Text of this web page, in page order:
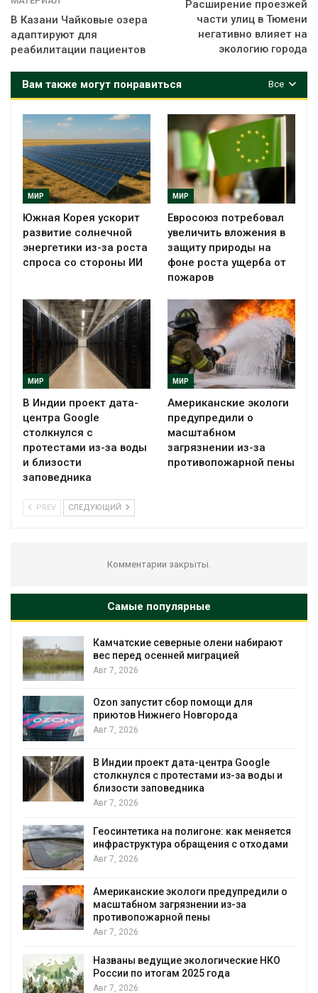
В Казани Чайковые озера
адаптируют для
реабилитации пациентов
Расширение проезжей
части улиц в Тюмени
негативно влияет на
экологию города
Все
Вам также могут понравиться
МИР
Южная Корея ускорит
развитие солнечной
энергетики из-за роста
спроса со стороны ИИ
МИР
Евросоюз потребовал
увеличить вложения в
защиту природы на
фоне роста ущерба от
пожаров
МИР
В Индии проект дата-
центра Google
столкнулся с
протестами из-за воды
и близости
заповедника
МИР
Американские экологи
предупредили о
масштабном
загрязнении из-за
противопожарной пены
PREV СЛЕДУЮЩИЙ
Комментарии закрыты.
Самые популярные
Камчатские северные олени набирают
вес перед осенней миграцией
Авг 7, 2026
Ozon запустит сбор помощи для
приютов Нижнего Новгорода
Авг 7, 2026
В Индии проект дата-центра Google
столкнулся с протестами из-за воды и
близости заповедника
Авг 7, 2026
Геосинтетика на полигоне: как меняется
инфраструктура обращения с отходами
Авг 7, 2026
Американские экологи предупредили о
масштабном загрязнении из-за
противопожарной пены
Авг 7, 2026
Названы ведущие экологические НКО
России по итогам 2025 года
Авг 7, 2026